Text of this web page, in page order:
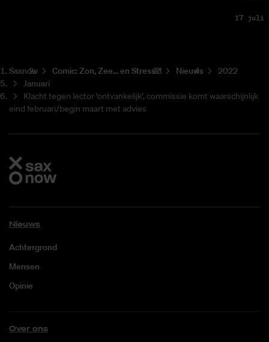
17 juli
Saxnow Co­mic: Zon, Zee... en Stress?! Nieuws
2022
Januari
Klacht tegen lector ‘ontvankelijk’, commissie komt waarschijnlijk
eind februari/begin maart met advies
Nieuws
Achtergrond
Mensen
Opinie
Over ons